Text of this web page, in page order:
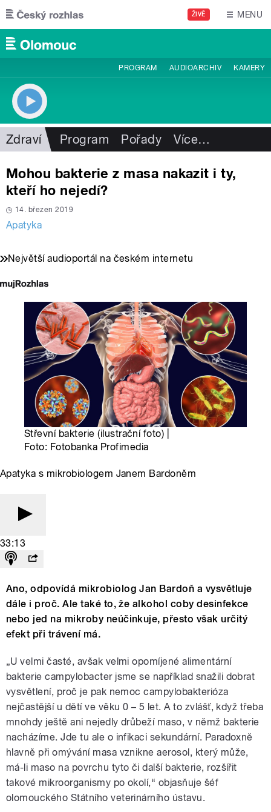
Přejít k hlavnímu obsahu
ŽIVĚ MENU
PROGRAM AUDIOARCHIV KAMERY
Zdraví Program Pořady Více…
Mohou bakterie z masa nakazit i ty,
kteří ho nejedí?
14. březen 2019
Apatyka
Největší audioportál na českém internetu
Střevní bakterie (ilustrační foto) |
Foto: Fotobanka Profimedia
Apatyka s mikrobiologem Janem Bardoněm
33:13
Ano, odpovídá mikrobiolog Jan Bardoň a vysvětluje
dále i proč. Ale také to, že alkohol coby desinfekce
nebo jed na mikroby neúčinkuje, přesto však určitý
efekt při trávení má.
„U velmi časté, avšak velmi opomíjené alimentární
bakterie campylobacter jsme se například snažili dobrat
vysvětlení, proč je pak nemoc campylobakterióza
nejčastější u dětí ve věku 0 – 5 let. A to zvlášť, když třeba
mnohdy ještě ani nejedly drůbeží maso, v němž bakterie
nacházíme. Jde tu ale o infikaci sekundární. Paradoxně
hlavně při omývání masa vznikne aerosol, který může,
má-li maso na povrchu tyto či další bakterie, rozšířit
takové mikroorganismy po okolí,“ objasňuje šéf
olomouckého Státního veterinárního ústavu.